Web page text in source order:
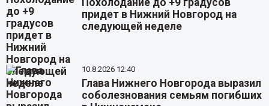
Похолодание до +9 градусов
придет в Нижний Новгород на
следующей неделе
10.8.2026 12:40
Глава Нижнего Новгорода выразил
соболезнования семьям погибших